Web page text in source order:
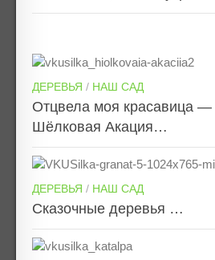
ДЕРЕВЬЯ / НАШ САД
Отцвела моя красавица —
Шёлковая Акация…
ДЕРЕВЬЯ / НАШ САД
Сказочные деревья …